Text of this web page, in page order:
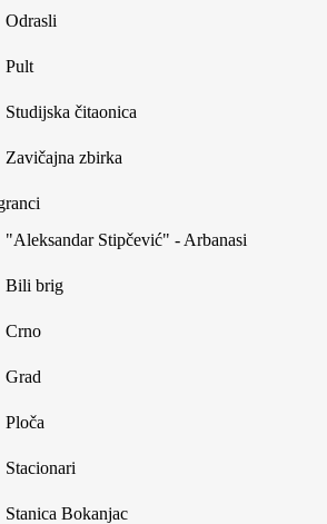
Odrasli
Pult
Studijska čitaonica
Zavičajna zbirka
"Aleksandar Stipčević" - Arbanasi
Bili brig
Crno
Grad
Ploča
Stacionari
Stanica Bokanjac